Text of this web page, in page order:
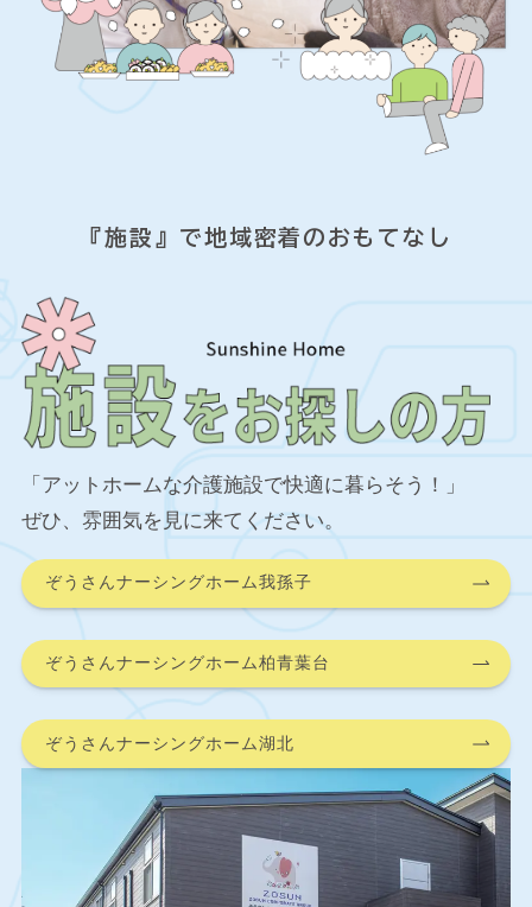
『施設』で地域密着のおもてなし
「アットホームな介護施設で快適に暮らそう！」
ぜひ、雰囲気を見に来てください。
ぞうさんナーシングホーム我孫子
ぞうさんナーシングホーム柏青葉台
ぞうさんナーシングホーム湖北